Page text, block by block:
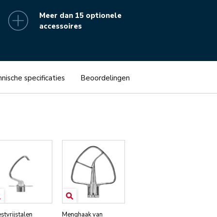
Meer dan 15 optionele
accessoires
specificaties Beoordelingen
Menghaak van